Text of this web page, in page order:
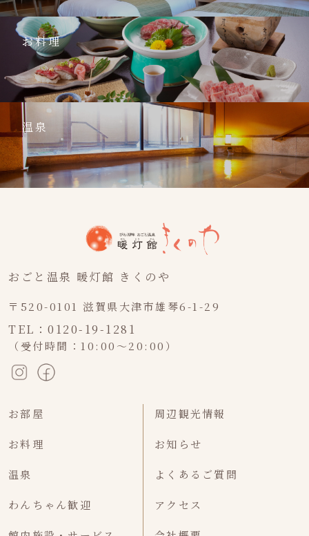
お料理
温泉
おごと温泉 暖灯館 きくのや
〒520-0101 滋賀県大津市雄琴6-1-29
TEL：0120-19-1281
（受付時間：10:00～20:00）
お部屋
お料理
温泉
わんちゃん歓迎
周辺観光情報
お知らせ
よくあるご質問
アクセス